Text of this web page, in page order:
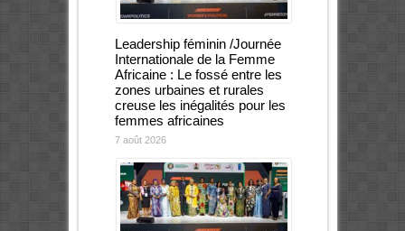
Leadership féminin /Journée
Internationale de la Femme
Africaine : Le fossé entre les
zones urbaines et rurales
creuse les inégalités pour les
femmes africaines
7 août 2026